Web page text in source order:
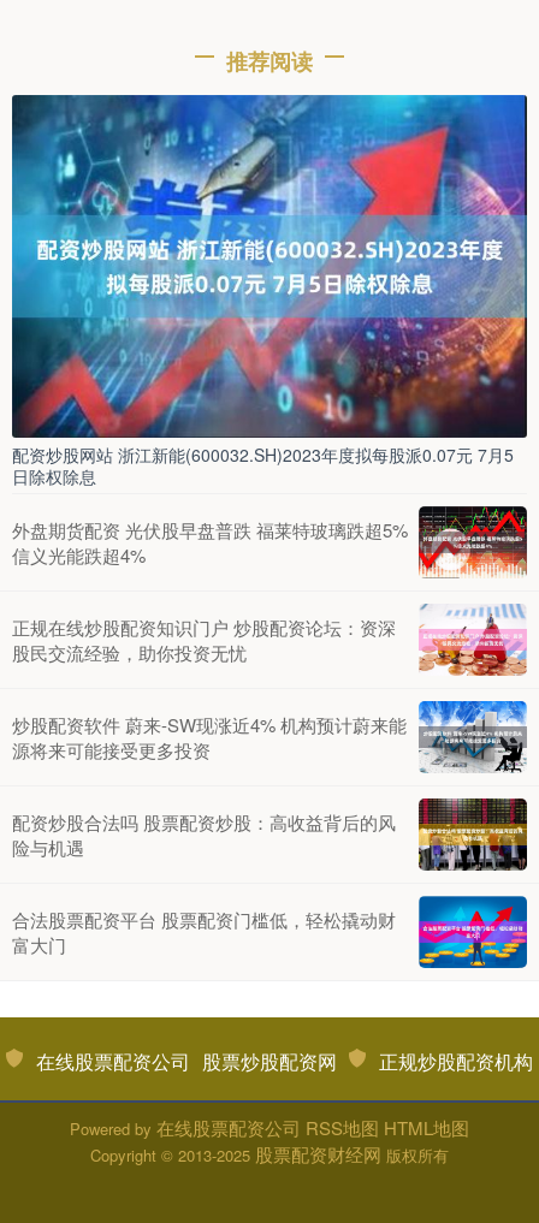
推荐阅读
配资炒股网站 浙江新能(600032.SH)2023年度拟每股派0.07元 7月5
日除权除息
外盘期货配资 光伏股早盘普跌 福莱特玻璃跌超5%
信义光能跌超4%
正规在线炒股配资知识门户 炒股配资论坛：资深
股民交流经验，助你投资无忧
炒股配资软件 蔚来-SW现涨近4% 机构预计蔚来能
源将来可能接受更多投资
配资炒股合法吗 股票配资炒股：高收益背后的风
险与机遇
合法股票配资平台 股票配资门槛低，轻松撬动财
富大门
在线股票配资公司 股票炒股配资网 正规炒股配资机构
Powered by 在线股票配资公司 RSS地图 HTML地图
Copyright © 2013-2025 股票配资财经网 版权所有